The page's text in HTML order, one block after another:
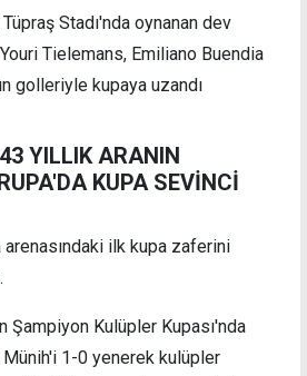
Stadı'nda oynanan dev
Tielemans, Emiliano Buendia
golleriyle kupaya uzandı
YILLIK ARANIN
KUPA SEVİNCİ
ilk kupa zaferini
Şampiyon Kulüpler Kupası'nda
1-0 yenerek kulüpler